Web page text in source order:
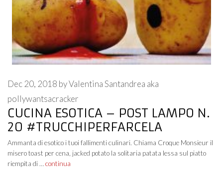
CUCINA ESOTICA – POST LAMPO N.
20 #TRUCCHIPERFARCELA
Dec 20, 2018 byValentina Santandrea aka
pollywantsacracker
Ammanta di esotico i tuoi fallimenti culinari. Chiama Croque Monsieur il
misero toast per cena, jacked potato la solitaria patata lessa sul piatto
riempita di … continua